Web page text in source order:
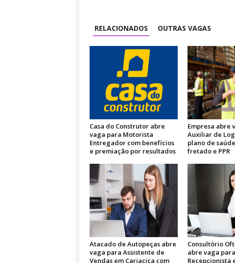
RELACIONADOS OUTRAS VAGAS
Casa do Construtor abre
vaga para Motorista
Entregador com benefícios
e premiação por resultados
Empresa abre
Auxiliar de
plano de
fretado e PPR
Atacado de Autopeças abre
vaga para Assistente de
Vendas em Cariacica com
Consultório
abre vaga para
Recepcionista